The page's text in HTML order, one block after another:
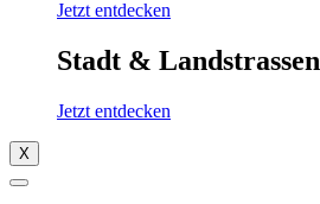
Jetzt entdecken
Stadt & Landstrassen
Jetzt entdecken
X